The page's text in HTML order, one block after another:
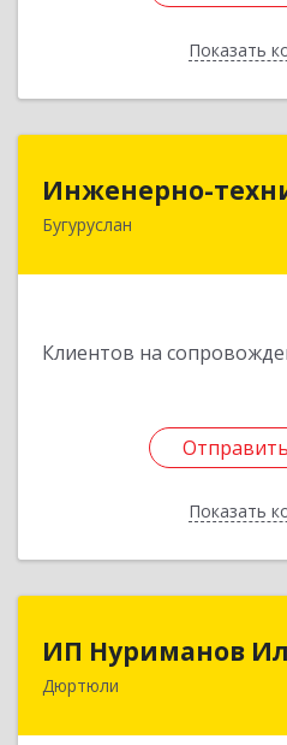
Показать
Инженерно-
Бугуруслан
Клиентов на
Показать
Инженерно-
461633,
ИП Нуриманов
Дюртюли
ИП Нуриманов
452320,